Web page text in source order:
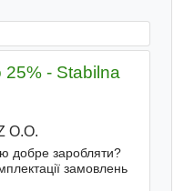
25% - Stabilna
O.O.
добре заробляти?
замовлень